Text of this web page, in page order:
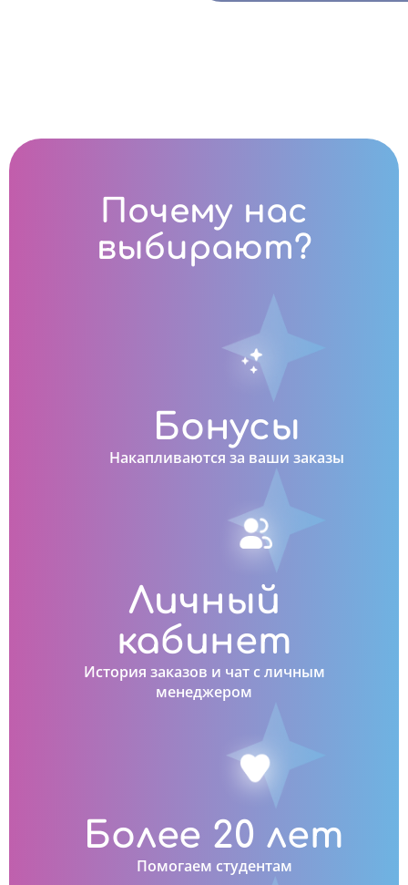
Почему нас
выбирают?
Бонусы
Накапливаются за ваши заказы
Личный
кабинет
История заказов и чат с личным
менеджером
Более 20 лет
Помогаем студентам